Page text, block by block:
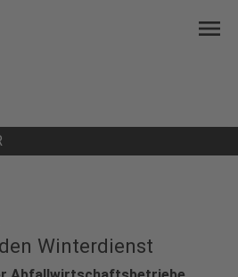
menu
Winterdienst